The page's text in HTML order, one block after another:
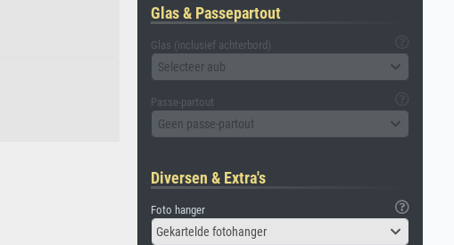
Glas & Passepartout
Glas (inclusief achterbord)
Selecteer aub
Passe-partout
Geen passe-partout
Diversen & Extra's
Foto hanger
Gekartelde fotohanger